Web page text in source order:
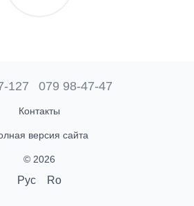
127 079 98-47-47
Контакты
версия сайта
© 2026
Рус Ro